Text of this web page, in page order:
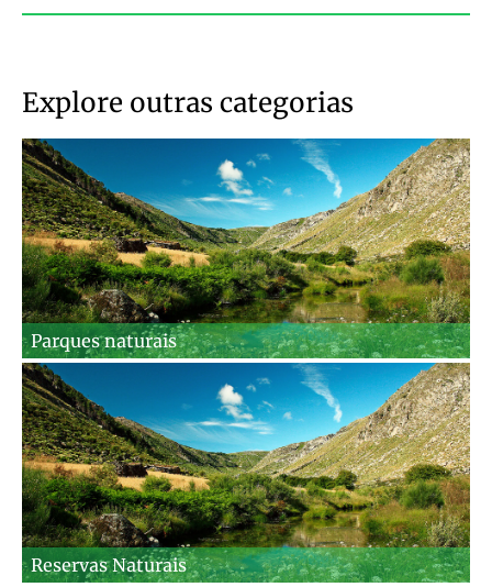
Explore outras categorias
Parques naturais
Reservas Naturais